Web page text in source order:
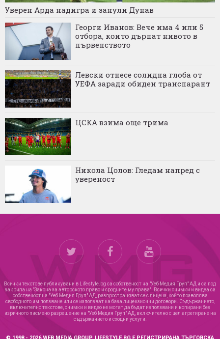
Уверен Арда надигра и занули Дунав
Георги Иванов: Вече има 4 или 5
отбора, които дърпат нивото в
първенството
Левски отнесе солидна глоба от
УЕФА заради обиден транспарант
ЦСКА взима още трима
Никола Цолов: Гледам напред с
увереност
Всички текстове публикувани в Lifestyle.bg са собственост на "Уеб Медия Груп" АД и са под
закрила на "Закона за авторското право и сродните му права". Всички снимки и видеа са
собственост на "Уеб Медия Груп" АД, разпространяват се с лиценз, който позволява
свободното им ползване или се използват на база лицензионни договори. Съдържанието,
включително текстове, снимки и видео не могат да бъдат използвани и копирани без
изричното писмено разрешение на "Уеб Медия Груп" АД, включително с цел агрегиране на
съдържанието и сходни услуги.
© 1998 - 2026 WEB MEDIA GROUP. LIFESTYLE.BG Е РЕГИСТРИРАНА ТЪРГОВСКА